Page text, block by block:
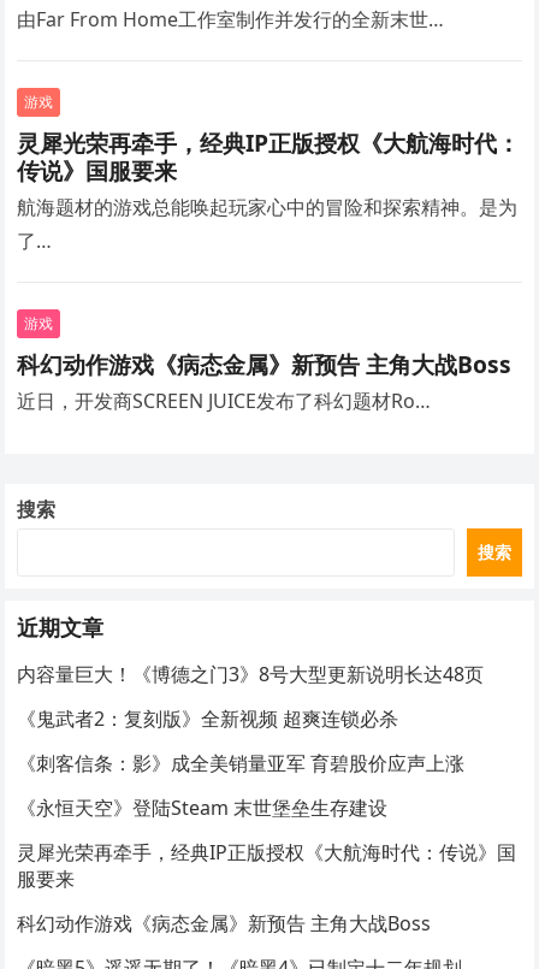
由Far From Home工作室制作并发行的全新末世…
游戏
灵犀光荣再牵手，经典IP正版授权《大航海时代：
传说》国服要来
航海题材的游戏总能唤起玩家心中的冒险和探索精神。是为
了…
游戏
科幻动作游戏《病态金属》新预告 主角大战Boss
近日，开发商SCREEN JUICE发布了科幻题材Ro…
搜索
搜索
近期文章
内容量巨大！《博德之门3》8号大型更新说明长达48页
《鬼武者2：复刻版》全新视频 超爽连锁必杀
《刺客信条：影》成全美销量亚军 育碧股价应声上涨
《永恒天空》登陆Steam 末世堡垒生存建设
灵犀光荣再牵手，经典IP正版授权《大航海时代：传说》国
服要来
科幻动作游戏《病态金属》新预告 主角大战Boss